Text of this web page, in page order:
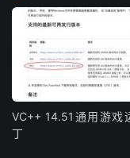
VC++ 14.51通用游戏
丁